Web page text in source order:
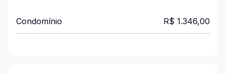
Condomínio R$ 1.346,00